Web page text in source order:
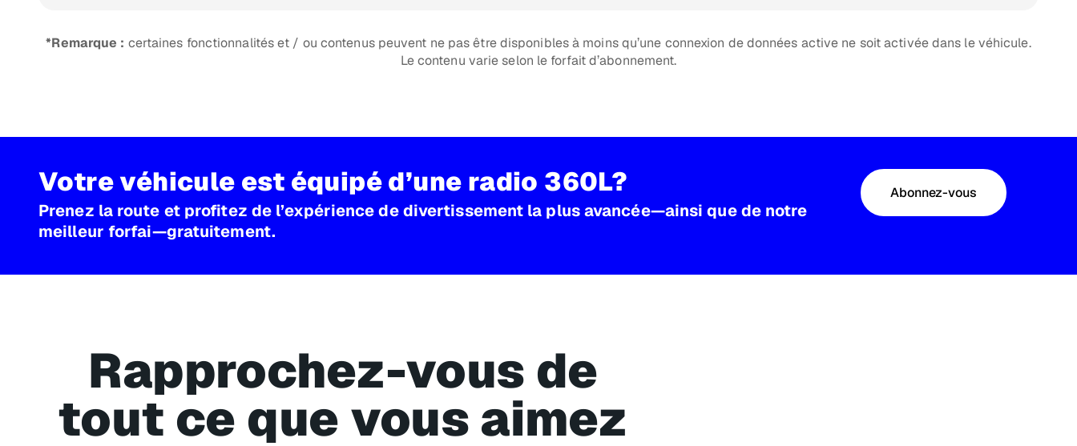
*Remarque : certaines fonctionnalités et / ou contenus peuvent ne pas être disponibles à moins qu’une connexion de données active ne soit activée dans le véhicule.
Le contenu varie selon le forfait d’abonnement.
Votre véhicule est équipé d’une radio 360L?
Prenez la route et profitez de l’expérience de divertissement la plus avancée—ainsi que de notre
meilleur forfai—gratuitement.
Abonnez-vous
Rapprochez-vous de
tout ce que vous aimez